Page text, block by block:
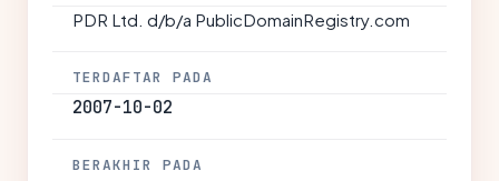
PDR Ltd. d/b/a PublicDomainRegistry.com
TERDAFTAR PADA
2007-10-02
BERAKHIR PADA